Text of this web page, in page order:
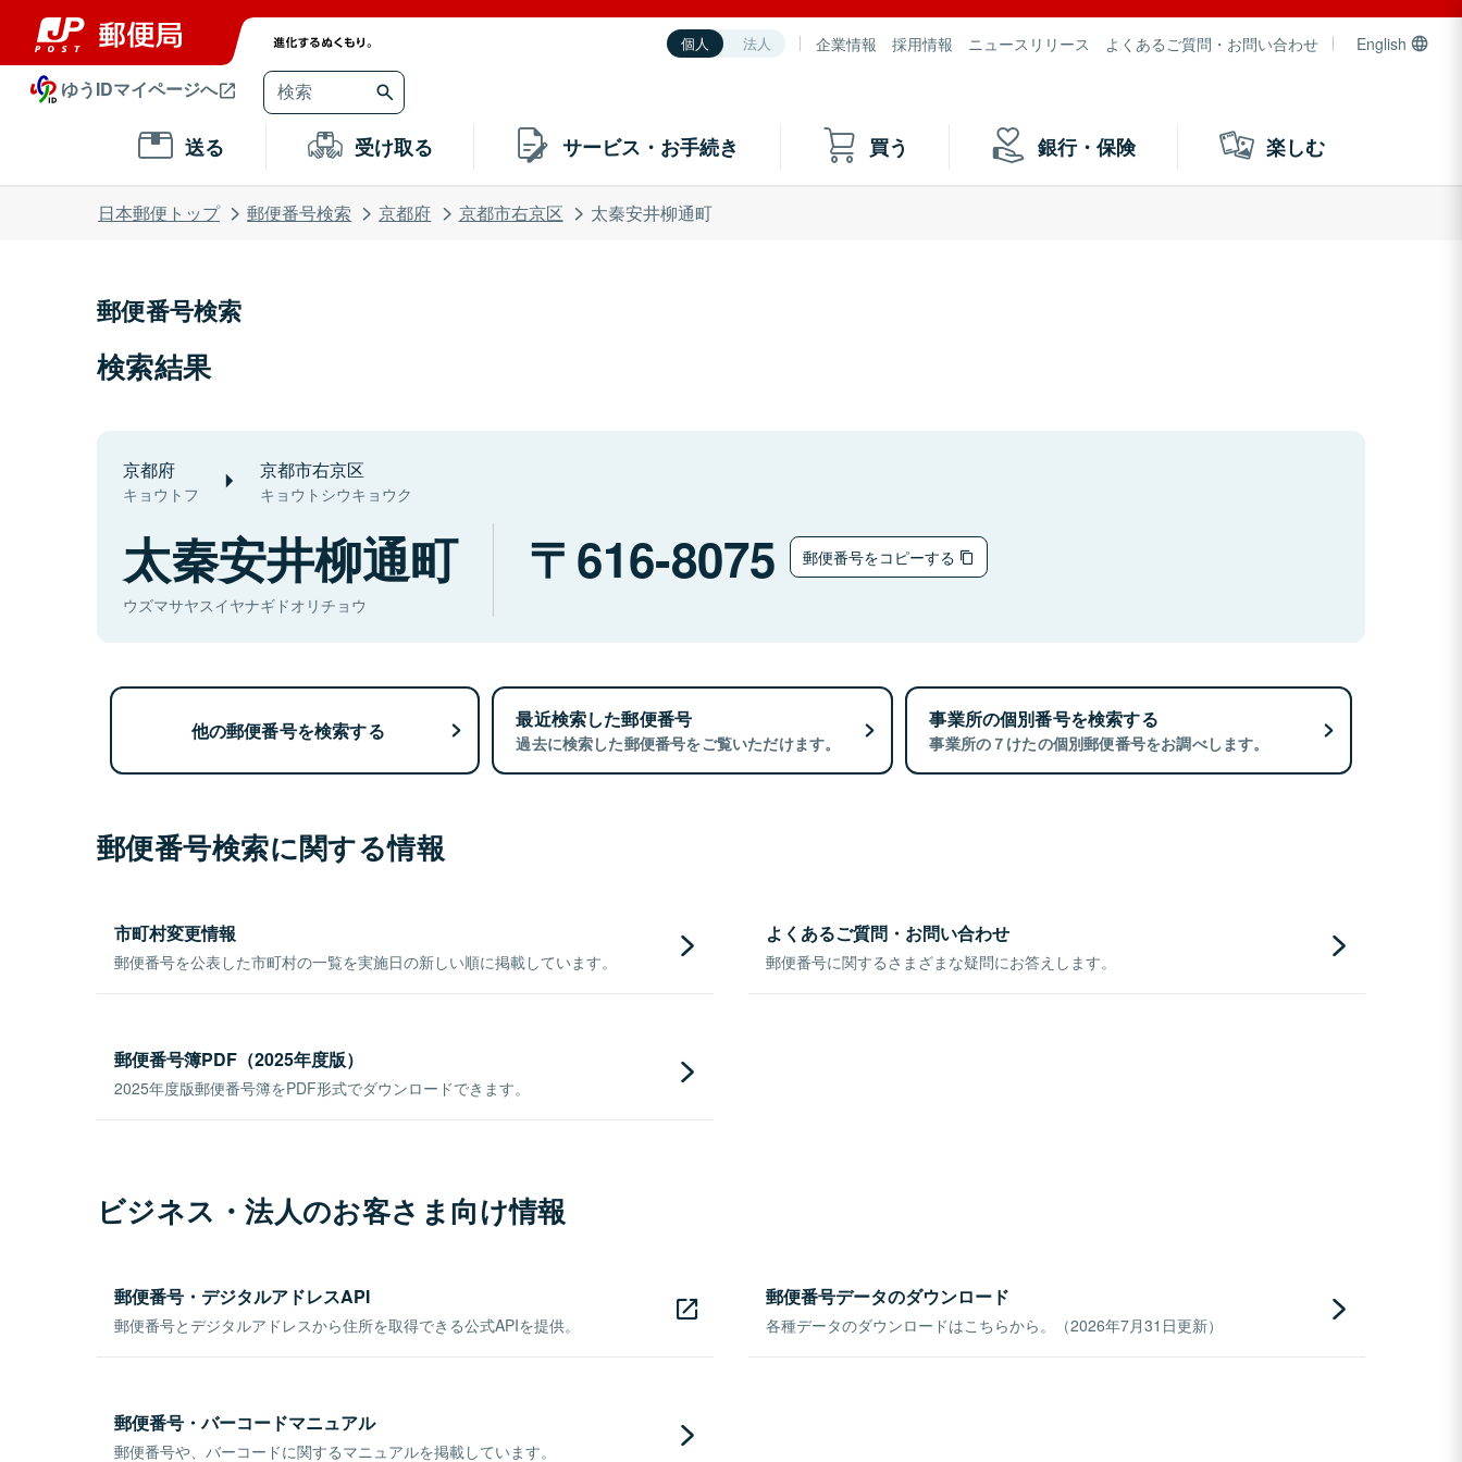
個人 法人 企業情報 採用情報 ニュースリリース よくあるご質問・お問い合わせ English
ゆうIDマイページへ
送る 受け取る サービス・お手続き 買う 銀行・保険 楽しむ
日本郵便トップ 郵便番号検索 京都府 京都市右京区 太秦安井柳通町
郵便番号検索
検索結果
京都府
キョウトフ
京都市右京区
キョウトシウキョウク
太秦安井柳通町
ウズマサヤスイヤナギドオリチョウ
616-8075 郵便番号をコピーする
他の郵便番号を検索する 最近検索した郵便番号
過去に検索した郵便番号をご覧いただけます。
事業所の個別番号を検索する
事業所の７けたの個別郵便番号をお調べします。
郵便番号検索に関する情報
市町村変更情報
郵便番号を公表した市町村の一覧を実施日の新しい順に掲載しています。
よくあるご質問・お問い合わせ
郵便番号に関するさまざまな疑問にお答えします。
郵便番号簿PDF（2025年度版）
2025年度版郵便番号簿をPDF形式でダウンロードできます。
ビジネス・法人のお客さま向け情報
郵便番号・デジタルアドレスAPI
郵便番号とデジタルアドレスから住所を取得できる公式APIを提供。
郵便番号データのダウンロード
各種データのダウンロードはこちらから。（2026年7月31日更新）
郵便番号・バーコードマニュアル
郵便番号や、バーコードに関するマニュアルを掲載しています。